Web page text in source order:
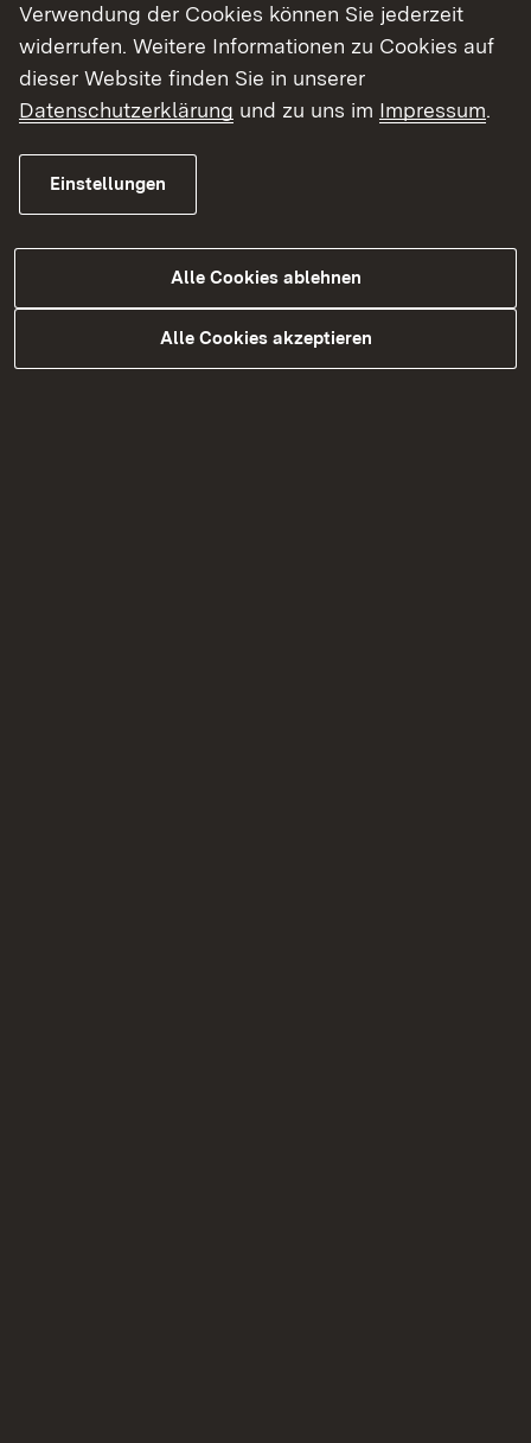
Verwendung der Cookies können Sie jederzeit
widerrufen. Weitere Informationen zu Cookies auf
dieser Website finden Sie in unserer
Datenschutzerklärung und zu uns im Impressum.
Einstellungen
Alle Cookies ablehnen
Alle Cookies akzeptieren